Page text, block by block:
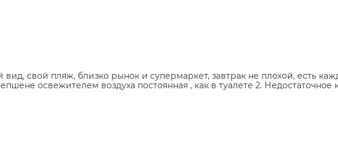
свой пляж, близко рынок и супермаркет, завтрак не плохой, есть
освежителем воздуха постоянная , как в туалете 2.